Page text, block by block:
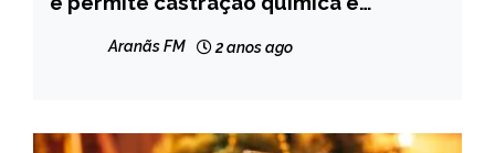
NOTÍCIAS
Aranãs FM 2 anos ago